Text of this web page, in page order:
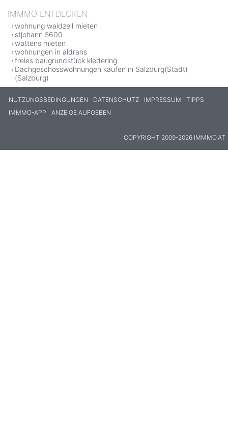
IMMMO ENTDECKEN
wohnung waldzell mieten
stjohann 5600
wattens mieten
wohnungen in aldrans
freies baugrundstück kledering
Dachgeschosswohnungen kaufen in Salzburg(Stadt)
(Salzburg)
NUTZUNGSBEDINGUNGEN DATENSCHUTZ IMPRESSUM
TIPPS
IMMMO-APP
ANZEIGE AUFGEBEN
COPYRIGHT 2009-2026 IMMMO.AT